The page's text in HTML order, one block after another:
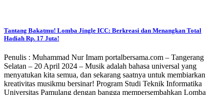
Tantang Bakatmu! Lomba Jingle ICC: Berkreasi dan Menangkan Total
Hadiah Rp. 17 Juta!
Penulis : Muhammad Nur Imam portalbersama.com – Tangerang
Selatan – 20 April 2024 – Musik adalah bahasa universal yang
menyatukan kita semua, dan sekarang saatnya untuk membiarkan
kreativitas musikmu bersinar! Program Studi Teknik Informatika
Universitas Pamulang dengan bangga mempersembahkan Lomba